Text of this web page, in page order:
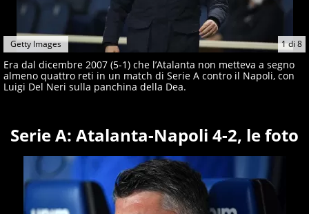
1di 8
Getty Images
Era dal dicembre 2007 (5-1) che l’Atalanta non metteva a segno
almeno quattro reti in un match di Serie A contro il Napoli, con
Luigi Del Neri sulla panchina della Dea.
Serie A: Atalanta-Napoli 4-2, le foto